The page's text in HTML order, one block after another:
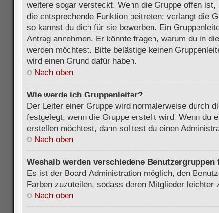
weitere sogar versteckt. Wenn die Gruppe offen
die entsprechende Funktion beitreten; verlangt die
so kannst du dich für sie bewerben. Ein
Antrag annehmen. Er könnte fragen, warum du in
werden möchtest. Bitte belästige keinen
wird einen Grund dafür haben.
Nach oben
Wie werde ich Gruppenleiter?
Der Leiter einer Gruppe wird normalerweise durch
festgelegt, wenn die Gruppe erstellt wird. Wenn du
erstellen möchtest, dann solltest du einen
Nach oben
Weshalb werden verschiedene
Es ist der Board-Administration möglich, den
Farben zuzuteilen, sodass deren Mitglieder leichter
Nach oben